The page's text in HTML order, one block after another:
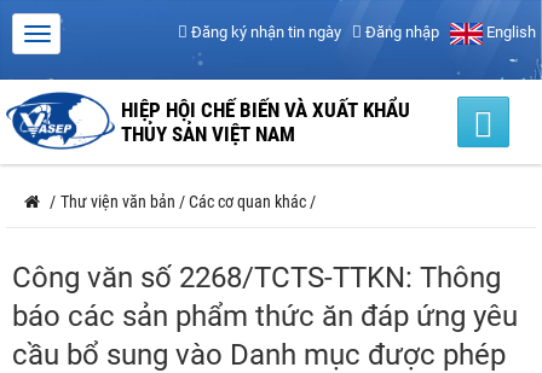
Đăng ký nhận tin ngày Đăng nhập English
HIỆP HỘI CHẾ BIẾN VÀ XUẤT KHẨU
THỦY SẢN VIỆT NAM
/ Thư viện văn bản /Các cơ quan khác /
Công văn số 2268/TCTS-TTKN: Thông
báo các sản phẩm thức ăn đáp ứng yêu
cầu bổ sung vào Danh mục được phép